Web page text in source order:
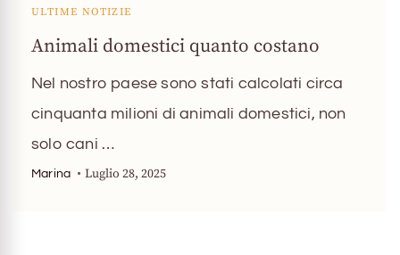
ULTIME NOTIZIE
Animali domestici quanto costano
Nel nostro paese sono stati calcolati circa
cinquanta milioni di animali domestici, non
solo cani …
Marina Luglio 28, 2025